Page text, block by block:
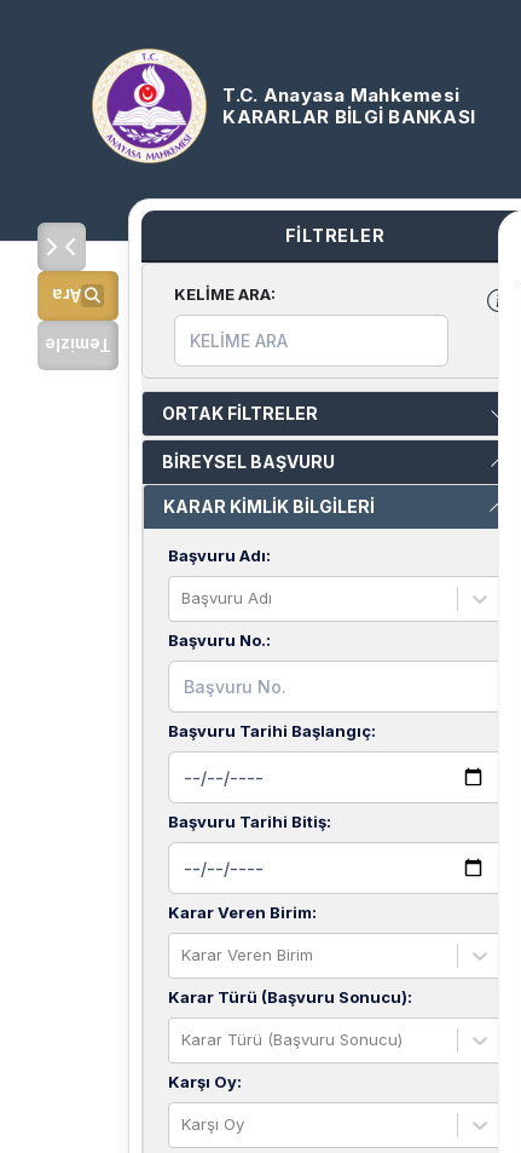
T.C. Anayasa Mahkemesi
KARARLAR BİLGİ BANKASI
Ara
Temizle
FİLTRELER
KELİME ARA:
ORTAK FİLTRELER
BİREYSEL BAŞVURU
KARAR KİMLİK BİLGİLERİ
Başvuru Adı:
Başvuru Adı
Başvuru No.:
Başvuru Tarihi Başlangıç:
Başvuru Tarihi Bitiş:
Karar Veren Birim:
Karar Veren Birim
Karar Türü (Başvuru Sonucu):
Karar Türü (Başvuru Sonucu)
Karşı Oy:
Karşı Oy